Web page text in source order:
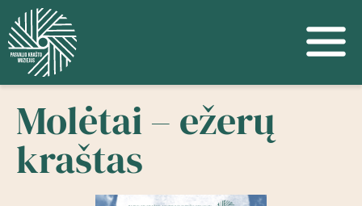
Molėtai – ežerų
kraštas